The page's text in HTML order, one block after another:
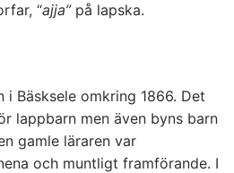
“ajja” på lapska.
i Bäsksele omkring 1866. Det
lappbarn men även byns barn
gamle läraren var
och muntligt framförande. I